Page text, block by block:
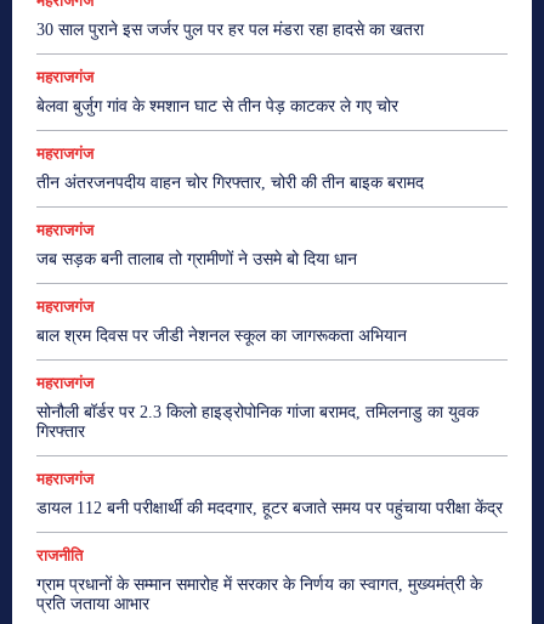
30 साल पुराने इस जर्जर पुल पर हर पल मंडरा रहा हादसे का खतरा
महराजगंज
बेलवा बुर्जुग गांव के श्मशान घाट से तीन पेड़ काटकर ले गए चोर
महराजगंज
तीन अंतरजनपदीय वाहन चोर गिरफ्तार, चोरी की तीन बाइक बरामद
महराजगंज
जब सड़क बनी तालाब तो ग्रामीणों ने उसमे बो दिया धान
महराजगंज
बाल श्रम दिवस पर जीडी नेशनल स्कूल का जागरूकता अभियान
महराजगंज
सोनौली बॉर्डर पर 2.3 किलो हाइड्रोपोनिक गांजा बरामद, तमिलनाडु का युवक
गिरफ्तार
महराजगंज
डायल 112 बनी परीक्षार्थी की मददगार, हूटर बजाते समय पर पहुंचाया परीक्षा केंद्र
राजनीति
ग्राम प्रधानों के सम्मान समारोह में सरकार के निर्णय का स्वागत, मुख्यमंत्री के
प्रति जताया आभार